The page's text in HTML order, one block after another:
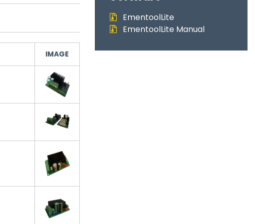
IMAGE
EmentoolLite
EmentoolLite Manual